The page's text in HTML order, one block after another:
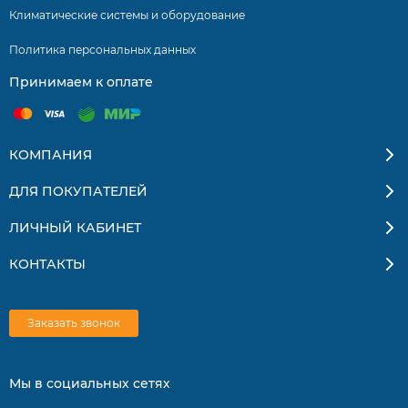
Климатические системы и оборудование
Политика персональных данных
Принимаем к оплате
КОМПАНИЯ
ДЛЯ ПОКУПАТЕЛЕЙ
ЛИЧНЫЙ КАБИНЕТ
КОНТАКТЫ
Заказать звонок
Мы в социальных сетях